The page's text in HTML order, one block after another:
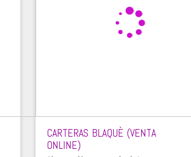
CARTERAS BLAQUÈ (VENTA
ONLINE)